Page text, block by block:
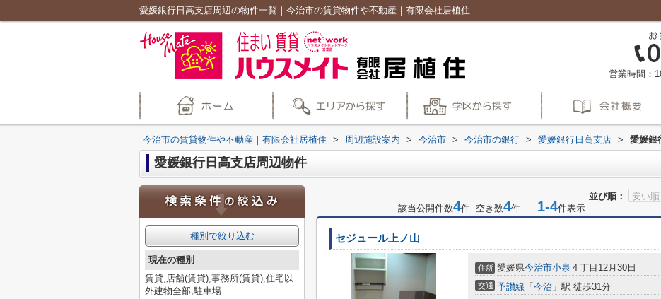
愛媛銀行日高支店周辺の物件一覧｜今治市の賃貸物件や不動産｜有限会社居植住
営業時間：
今治市の賃貸物件や不動産｜有限会社居植住 > 周辺施設案内 > 今治市 > 今治市の銀行 > 愛媛銀行日高支店 > 愛媛銀
愛媛銀行日高支店周辺物件
並び順：
該当公開件数4件 空き数4件 1-4件表示
セジュール上ノ山
住所 愛媛県今治市小泉 ４丁目12月30日
交通 予讃線 「 今治 」駅 徒歩31分
種別で絞り込む
現在の種別
賃貸,店舗(賃貸),事務所(賃貸),住宅以
外建物全部,駐車場